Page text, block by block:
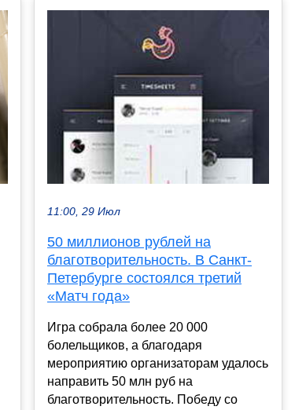
11:00, 29 Июл
50 миллионов рублей на
благотворительность. В Санкт-
Петербурге состоялся третий
«Матч года»
Игра собрала более 20 000
болельщиков, а благодаря
мероприятию организаторам удалось
направить 50 млн руб на
благотворительность. Победу со